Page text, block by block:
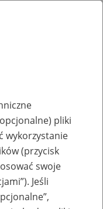
nie została znaleziona.
pliki
wykorzystanie
(przycisk
swoje
Jeśli